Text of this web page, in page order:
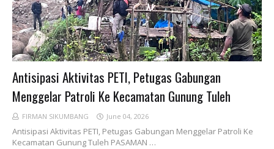
Antisipasi Aktivitas PETI, Petugas Gabungan
Menggelar Patroli Ke Kecamatan Gunung Tuleh
FIRMAN SIKUMBANG June 04, 2026
Antisipasi Aktivitas PETI, Petugas Gabungan Menggelar Patroli Ke
Kecamatan Gunung Tuleh PASAMAN …